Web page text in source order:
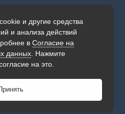
и другие средства
и анализа действий
в Согласие на
данных . Нажмите
на это.
Принять